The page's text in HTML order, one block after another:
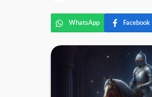
WhatsApp Facebook